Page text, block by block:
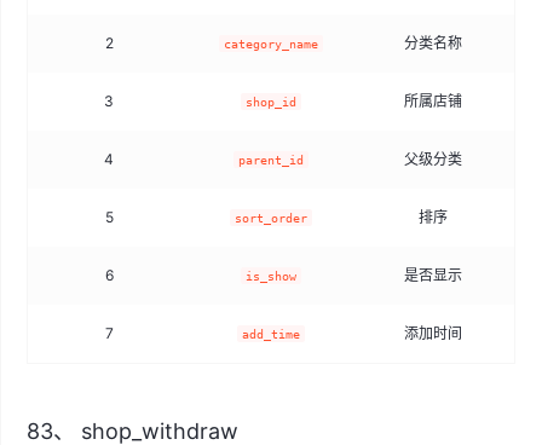
2 category_name 分类名称
3 shop_id 所属店铺
4 parent_id 父级分类
5 sort_order 排序
6 is_show 是否显示
7 add_time 添加时间
83、 shop_withdraw